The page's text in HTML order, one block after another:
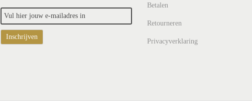
Betalen
Retourneren
Privacyverklaring